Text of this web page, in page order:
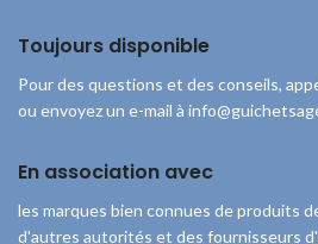
Toujours disponible
Pour des questions et des conseils,
ou envoyez un e-mail à
En association avec
les marques bien connues de produits
d'autres autorités et des fournisseurs